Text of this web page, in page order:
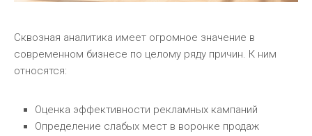
Сквозная аналитика имеет огромное значение в
современном бизнесе по целому ряду причин. К ним
относятся:
Оценка эффективности рекламных кампаний
Определение слабых мест в воронке продаж